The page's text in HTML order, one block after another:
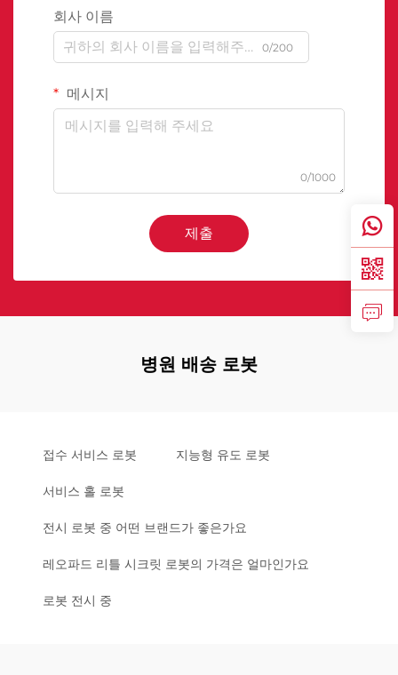
회사 이름
0/200
메시지
0/1000
제출
병원 배송 로봇
접수 서비스 로봇 지능형 유도 로봇
서비스 홀 로봇
전시 로봇 중 어떤 브랜드가 좋은가요
레오파드 리틀 시크릿 로봇의 가격은 얼마인가요
로봇 전시 중